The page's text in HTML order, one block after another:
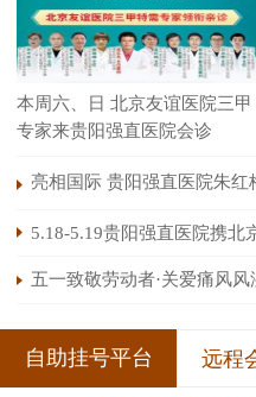
本周六、日 北京友谊医院三甲
专家来贵阳强直医院会诊
亮相国际 贵阳强直医院朱红
5.18-5.19贵阳强直医院携北
五一致敬劳动者·关爱痛风
自助挂号平台 远程